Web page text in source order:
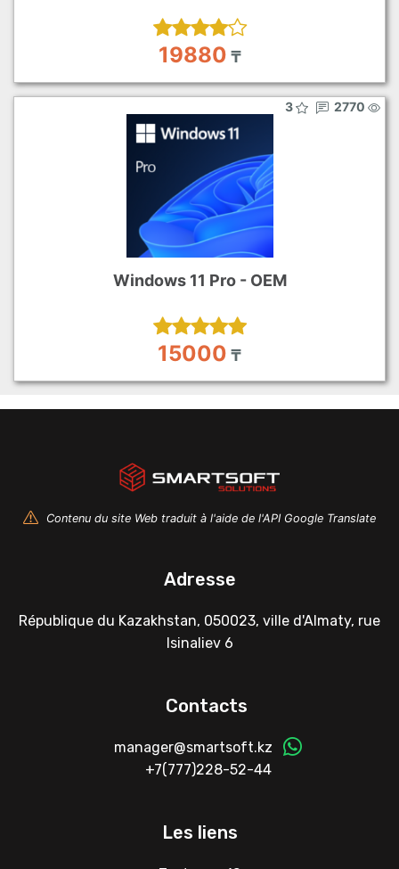
19880 ₸
3 2770
Windows 11 Pro - OEM
15000 ₸
Contenu du site Web traduit à l'aide de l'API Google Translate
Adresse
République du Kazakhstan, 050023, ville d'Almaty, rue
Isinaliev 6
Contacts
manager@smartsoft.kz
+7(777)228-52-44
Les liens